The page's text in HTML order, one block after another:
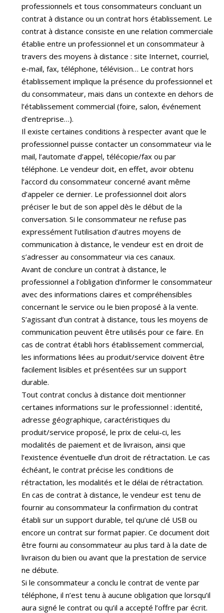
professionnels et tous consommateurs concluant un
contrat à distance ou un contrat hors établissement. Le
contrat à distance consiste en une relation commerciale
établie entre un professionnel et un consommateur à
travers des moyens à distance : site Internet, courriel,
e-mail, fax, téléphone, télévision… Le contrat hors
établissement implique la présence du professionnel et
du consommateur, mais dans un contexte en dehors de
l’établissement commercial (foire, salon, événement
d’entreprise…).
Il existe certaines conditions à respecter avant que le
professionnel puisse contacter un consommateur via le
mail, l’automate d’appel, télécopie/fax ou par
téléphone. Le vendeur doit, en effet, avoir obtenu
l’accord du consommateur concerné avant même
d’appeler ce dernier. Le professionnel doit alors
préciser le but de son appel dès le début de la
conversation. Si le consommateur ne refuse pas
expressément l’utilisation d’autres moyens de
communication à distance, le vendeur est en droit de
s’adresser au consommateur via ces canaux.
Avant de conclure un contrat à distance, le
professionnel a l’obligation d’informer le consommateur
avec des informations claires et compréhensibles
concernant le service ou le bien proposé à la vente.
S’agissant d’un contrat à distance, tous les moyens de
communication peuvent être utilisés pour ce faire. En
cas de contrat établi hors établissement commercial,
les informations liées au produit/service doivent être
facilement lisibles et présentées sur un support
durable.
Tout contrat conclus à distance doit mentionner
certaines informations sur le professionnel : identité,
adresse géographique, caractéristiques du
produit/service proposé, le prix de celui-ci, les
modalités de paiement et de livraison, ainsi que
l’existence éventuelle d’un droit de rétractation. Le cas
échéant, le contrat précise les conditions de
rétractation, les modalités et le délai de rétractation.
En cas de contrat à distance, le vendeur est tenu de
fournir au consommateur la confirmation du contrat
établi sur un support durable, tel qu’une clé USB ou
encore un contrat sur format papier. Ce document doit
être fourni au consommateur au plus tard à la date de
livraison du bien ou avant que la prestation de service
ne débute.
Si le consommateur a conclu le contrat de vente par
téléphone, il n’est tenu à aucune obligation que lorsqu’il
aura signé le contrat ou qu’il a accepté l’offre par écrit.